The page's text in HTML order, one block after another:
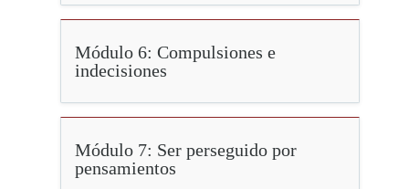
Módulo 6: Compulsiones e
indecisiones
Módulo 7: Ser perseguido por
pensamientos